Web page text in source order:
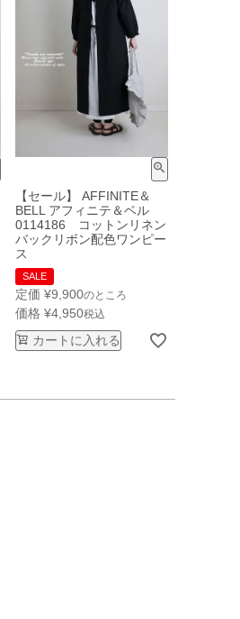
【セール】 AFFINITE＆
BELL アフィニテ＆ベル
0114186 コットンリネン
バックリボン配色ワンピー
ス
SALE
定価 ¥9,900のところ
価格 ¥4,950税込
カートに入れる